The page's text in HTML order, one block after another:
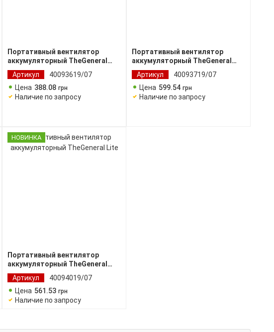
Портативный вентилятор
аккумуляторный TheGeneral
Spin
Артикул
40093619/07
Цена 388.08 грн
Наличие по запросу
Портативный вентилятор
аккумуляторный TheGeneral
Swift
Артикул
40093719/07
Цена 599.54 грн
Наличие по запросу
НОВИНКА
Портативный вентилятор
аккумуляторный TheGeneral
Lite
Артикул
40094019/07
Цена 561.53 грн
Наличие по запросу